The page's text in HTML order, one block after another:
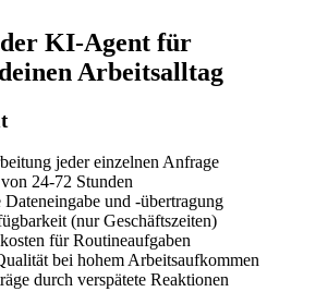
KI-Agent für
deinen Arbeitsalltag
jeder einzelnen Anfrage
24-72 Stunden
und -übertragung
(nur Geschäftszeiten)
für Routineaufgaben
bei hohem Arbeitsaufkommen
durch verspätete Reaktionen